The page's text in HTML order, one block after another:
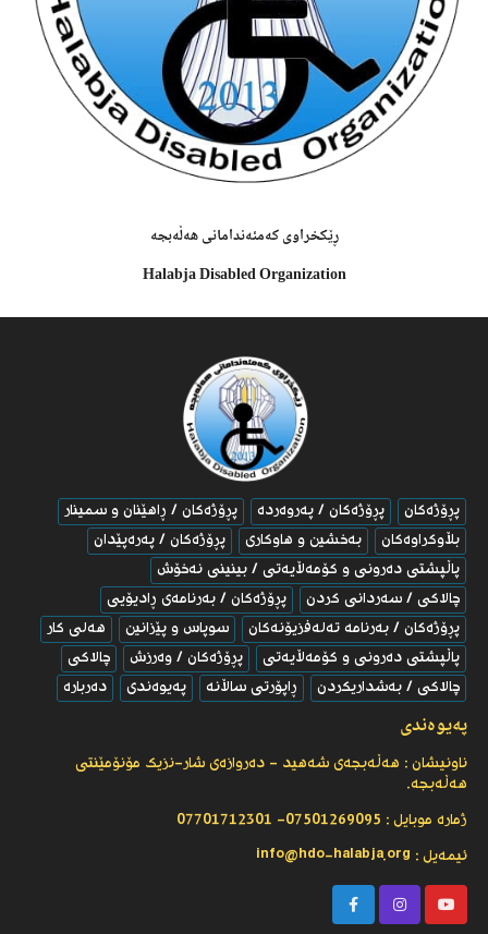
ڕێکخراوى کەمئەندامانى هەڵەبجە
Halabja Disabled Organization
پڕۆژەکان پڕۆژەکان / پەروەردە
پڕۆژەکان / ڕاهێنان و سمینار
بڵاوكراوه‌كان
به‌خشین و هاوکارى
پڕۆژەکان / پەرەپێدان
پاڵپشتی ده‌رونی و كۆمه‌ڵایه‌تی / بینینی نه‌خۆش
چالاکى / سه‌ردانی كردن
پڕۆژەکان / به‌رنامه‌ی ڕادیۆیی
پڕۆژەکان / به‌رنامه‌ ته‌له‌فزیۆنه‌كان
سوپاس و پێزانین
هەلی کار
پاڵپشتی ده‌رونی و كۆمه‌ڵایه‌تی
پڕۆژەکان / وەرزش
چالاکى
چالاکى / بەشداریکردن
ڕاپۆرتى ساڵانە پەیوەندى دەربارە
پەیوەندى
ناونیشان : هەڵەبجەى شەهید - ده‌روازه‌ی شار-نزیك مۆنۆمێنتی
هه‌ڵه‌بجه‌.
ژمارە موبایل : 07501269095- 07701712301
ئیمەیل : info@hdo-halabja.org